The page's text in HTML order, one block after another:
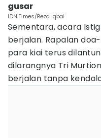
gusar
IDN Times/Reza Iqbal
Sementara, acara
berjalan. Rapalan
para kiai terus
dilarangnya Tri
berjalan tanpa